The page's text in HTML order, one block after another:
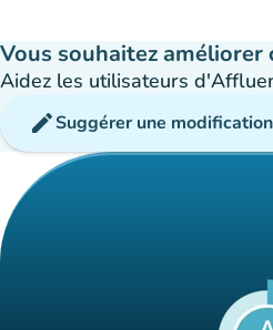
Vous souhaitez améliorer
Aidez les utilisateurs
editSuggérer une modification